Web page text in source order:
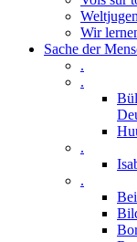
Wir
Sache der
.
.
.
.